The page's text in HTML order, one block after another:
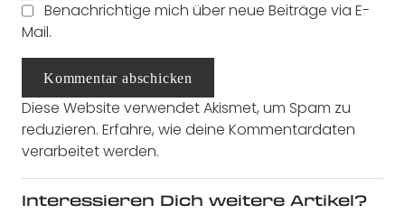
Benachrichtige mich über neue Beiträge via E-
Mail.
Kommentar abschicken
Diese Website verwendet Akismet, um Spam zu
reduzieren. Erfahre, wie deine Kommentardaten
verarbeitet werden.
Interessieren Dich weitere Artikel?